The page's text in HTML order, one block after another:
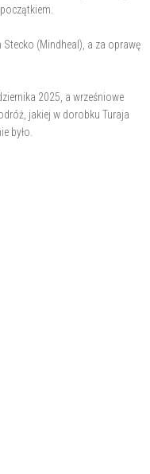
(Mindheal), a za oprawę
2025, a wrześniowe
jakiej w dorobku Turaja
było.